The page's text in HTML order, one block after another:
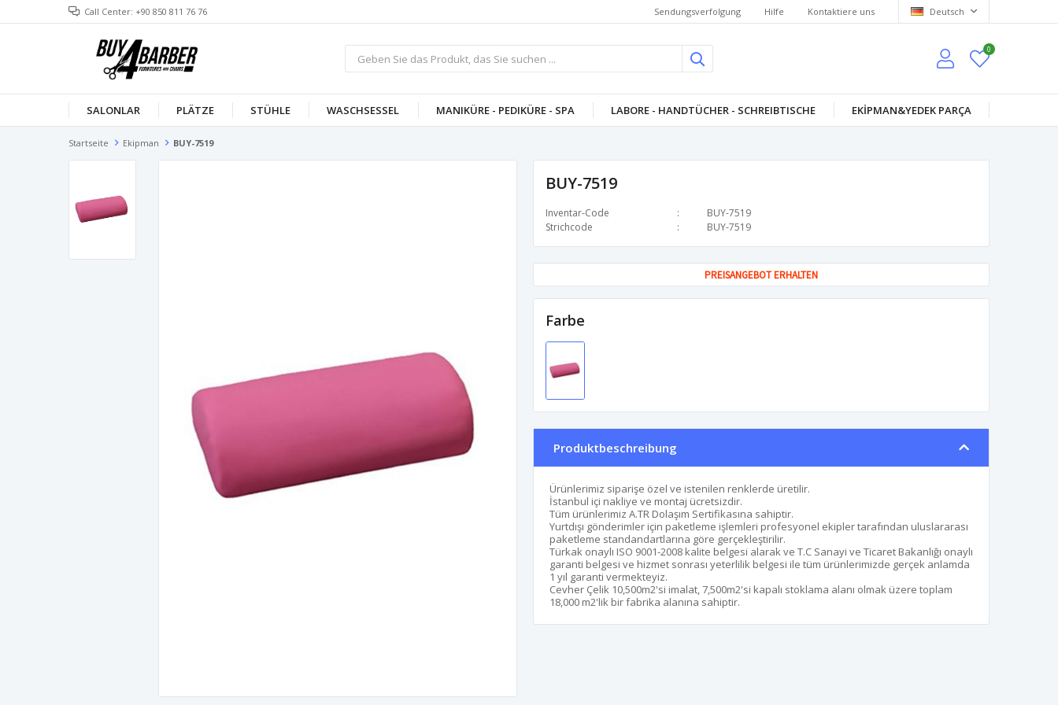
Call Center: +90 850 811 76 76 Sendungsverfolgung Hilfe Kontaktiere uns Deutsch
0
SALONLAR PLÄTZE STÜHLE WASCHSESSEL MANIKÜRE - PEDIKÜRE - SPA LABORE - HANDTÜCHER - SCHREIBTISCHE EKİPMAN&YEDEK PARÇA
Startseite Ekipman BUY-7519
BUY-7519
Inventar-Code
BUY-7519
Strichcode
BUY-7519
PREISANGEBOT ERHALTEN
Farbe
Produktbeschreibung
Ürünlerimiz siparişe özel ve istenilen renklerde üretilir.
İstanbul içi nakliye ve montaj ücretsizdir.
Tüm ürünlerimiz A.TR Dolaşım Sertifikasına sahiptir.
Yurtdışı gönderimler için paketleme işlemleri profesyonel ekipler tarafından uluslararası
paketleme standandartlarına göre gerçekleştirilir.
Türkak onaylı ISO 9001-2008 kalite belgesi alarak ve T.C Sanayi ve Ticaret Bakanlığı onaylı
garanti belgesi ve hizmet sonrası yeterlilik belgesi ile tüm ürünlerimizde gerçek anlamda
1 yıl garanti vermekteyiz.
Cevher Çelik 10,500m2'si imalat, 7,500m2'si kapalı stoklama alanı olmak üzere toplam
18,000 m2'lik bir fabrika alanına sahiptir.